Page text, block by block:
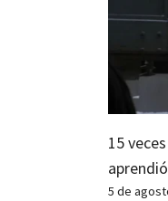
15
5 de